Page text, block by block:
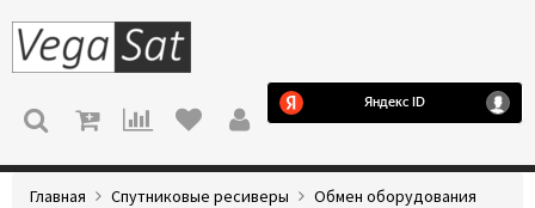
МЕНЮ
Главная Спутниковые ресиверы
Обмен оборудования